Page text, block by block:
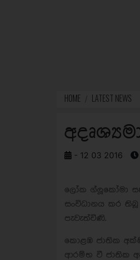
HOME LATEST NEWS
- 12 03 2016
ලෝක ග්ලූකෝමා
සංවිධානය කර තිබූ
පැවැත්විණි.
කොළඹ ජාතික
ආරම්භ වී ජාතික